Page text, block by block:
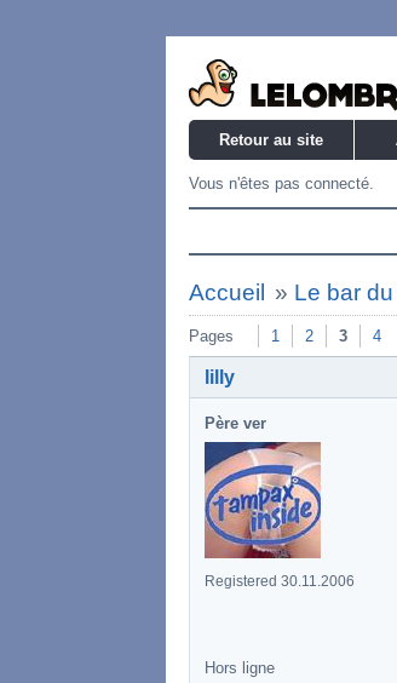
Retour au site
Vous n'êtes pas connecté.
Accueil » Le bar
Pages 1 2 3 4
lilly
Père ver
Registered 30.11.2006
Hors ligne